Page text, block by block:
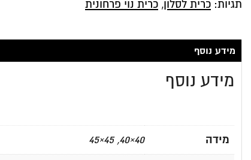
תגיות: כרית לסלון, כרית נוי פרחונית
מידע נוסף
מידע נוסף
מידה 40×40, 45×45